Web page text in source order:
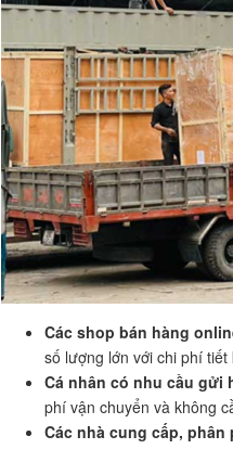
Các shop bán hàng
số lượng lớn với chi phí tiết
Cá nhân có nhu cầu gửi
phí vận chuyển và không
Các nhà cung cấp, phân